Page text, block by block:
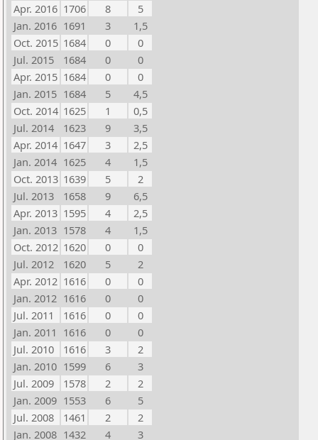
Apr. 2016 1706 8
5
Jan. 2016 1691 3
1,5
Oct. 2015 1684 0
0
Jul. 2015
1684 0
0
Apr. 2015 1684 0
0
Jan. 2015 1684 5
4,5
Oct. 2014 1625 1
0,5
Jul. 2014
1623 9
3,5
Apr. 2014 1647 3
2,5
Jan. 2014 1625 4
1,5
Oct. 2013 1639 5
2
Jul. 2013
1658 9
6,5
Apr. 2013 1595 4
2,5
Jan. 2013 1578 4
1,5
Oct. 2012 1620 0
0
Jul. 2012
1620 5
2
Apr. 2012 1616 0
0
Jan. 2012 1616 0
0
Jul. 2011
1616 0
0
Jan. 2011 1616 0
0
Jul. 2010
1616 3
2
Jan. 2010 1599 6
3
Jul. 2009
1578 2
2
Jan. 2009 1553 6
5
Jul. 2008
1461 2
2
Jan. 2008 1432 4 3